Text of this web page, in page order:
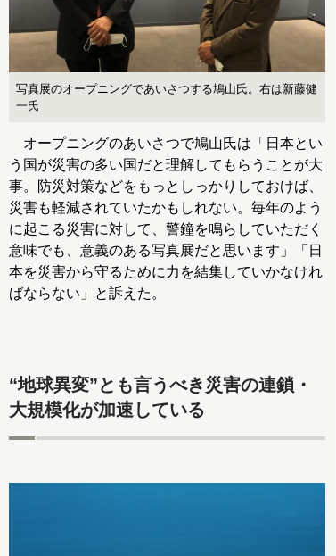
写真展のオープニングであいさつする鳩山氏。右は新藤健
一氏
オープニングのあいさつで鳩山氏は「日本とい
う国が災害の多い国だと理解してもらうことが大
事。防災対策などをもっとしっかりしておけば、
災害も軽減されていたかもしれない。毎年のよう
に起こる災害に対して、警鐘を鳴らしていただく
意味でも、意義のある写真展だと思います」「日
本を災害から守るために力を結集していかなけれ
ばならない」と訴えた。
“地球異変”とも言うべき災害の連鎖・
大規模化が加速している